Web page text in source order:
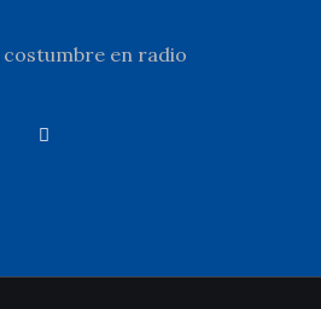
costumbre en radio